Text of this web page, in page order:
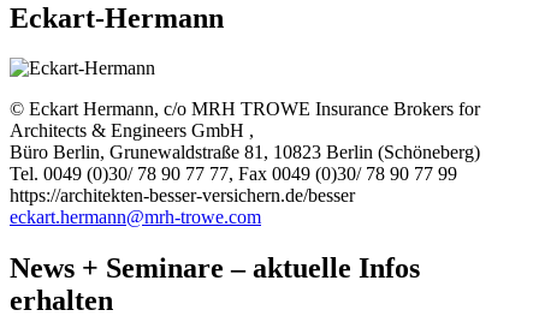
Eckart-Hermann
© Eckart Hermann, c/o MRH TROWE Insurance Brokers for
Architects & Engineers GmbH ,
Büro Berlin, Grunewaldstraße 81, 10823 Berlin (Schöneberg)
Tel. 0049 (0)30/ 78 90 77 77, Fax 0049 (0)30/ 78 90 77 99
https://architekten-besser-versichern.de/besser
eckart.hermann@mrh-trowe.com
News + Seminare – aktuelle Infos
erhalten